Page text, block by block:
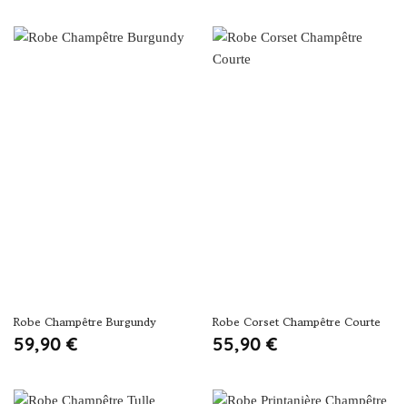
Robe Champêtre Burgundy
59,90 €
Robe Corset Champêtre Courte
55,90 €